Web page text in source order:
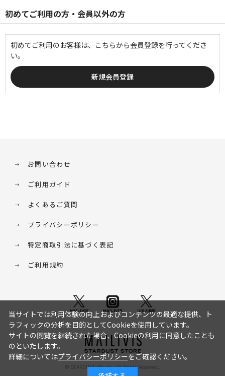
初めてご利用の方・会員以外の方
初めてご利用のお客様は、こちらから会員登録を行ってくださ
い。
お問い合わせ
ご利用ガイド
よくあるご質問
プライバシーポリシー
特定商取引法に基づく表記
ご利用規約
© STARDUST HD. inc. All Rights Reserved.
当サイトでは利用体験の向上およびコンテンツの最適な提供、ト
ラフィックの分析を目的としてCookieを使用しています。
サイトの閲覧を継続された場合、Cookieの利用に同意したことも
のといたします。
詳細についてはプライバシーポリシーをご確認ください。